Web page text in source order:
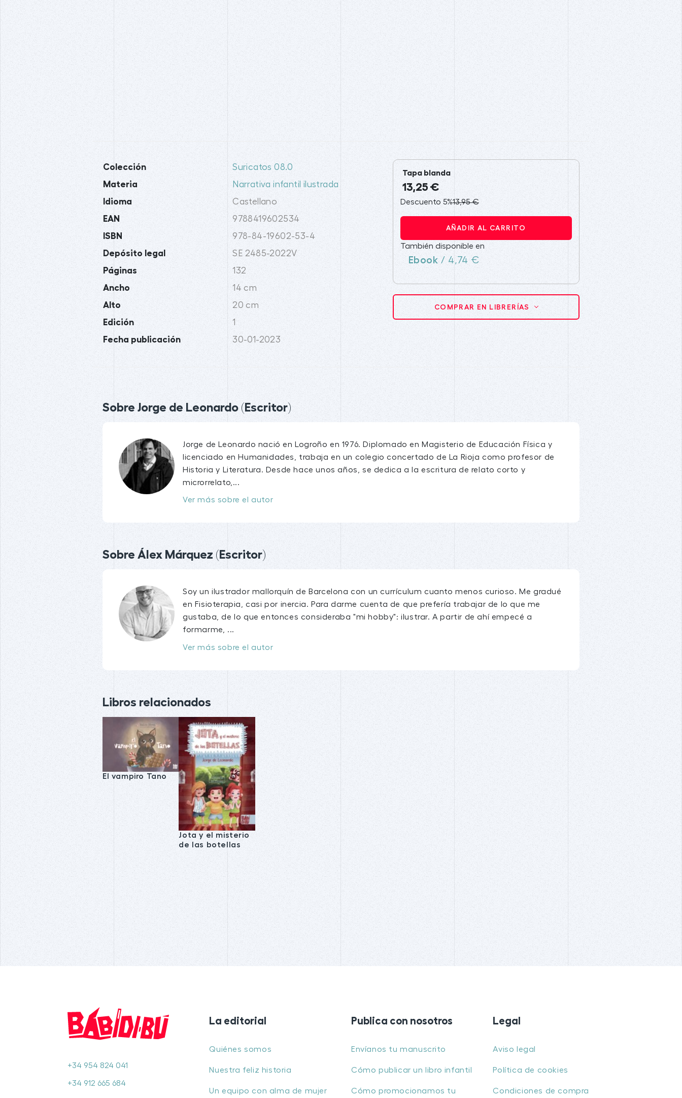
Colección Suricatos 08.0
Materia Narrativa infantil ilustrada
Idioma Castellano
EAN 9788419602534
ISBN 978-84-19602-53-4
Depósito legal SE 2485-2022V
Páginas 132
Ancho 14 cm
Alto 20 cm
Edición 1
Fecha publicación 30-01-2023
Tapa blanda
13,25 €
Descuento 5%13,95 €
AÑADIR AL CARRITO
También disponible en
Ebook / 4,74 €
COMPRAR EN LIBRERÍAS
Sobre Jorge de Leonardo (Escritor)
Jorge de Leonardo nació en Logroño en 1976. Diplomado en Magisterio de Educación Física y
licenciado en Humanidades, trabaja en un colegio concertado de La Rioja como profesor de
Historia y Literatura. Desde hace unos años, se dedica a la escritura de relato corto y
microrrelato,...
Ver más sobre el autor
Sobre Álex Márquez (Escritor)
Soy un ilustrador mallorquín de Barcelona con un currículum cuanto menos curioso. Me gradué
en Fisioterapia, casi por inercia. Para darme cuenta de que prefería trabajar de lo que me
gustaba, de lo que entonces consideraba "mi hobby": ilustrar. A partir de ahí empecé a
formarme, ...
Ver más sobre el autor
Libros relacionados
El vampiro Tano
Jota y el misterio
de las botellas
+34 954 824 041
+34 912 665 684
La editorial
Quiénes somos
Nuestra feliz historia
Un equipo con alma de mujer
Publica con nosotros
Envíanos tu manuscrito
Cómo publicar un libro infantil
Cómo promocionamos tu
Legal
Aviso legal
Política de cookies
Condiciones de compra